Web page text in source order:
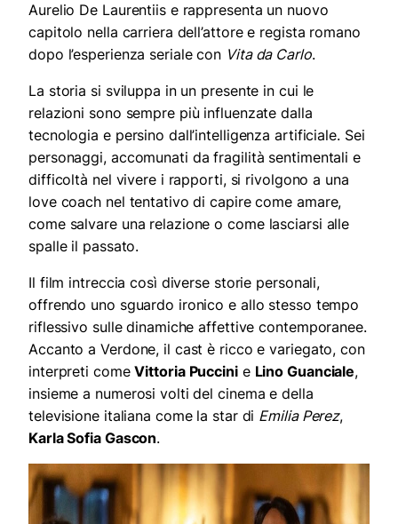
Aurelio De Laurentiis e rappresenta un nuovo
capitolo nella carriera dell’attore e regista romano
dopo l’esperienza seriale con Vita da Carlo.
La storia si sviluppa in un presente in cui le
relazioni sono sempre più influenzate dalla
tecnologia e persino dall’intelligenza artificiale. Sei
personaggi, accomunati da fragilità sentimentali e
difficoltà nel vivere i rapporti, si rivolgono a una
love coach nel tentativo di capire come amare,
come salvare una relazione o come lasciarsi alle
spalle il passato.
Il film intreccia così diverse storie personali,
offrendo uno sguardo ironico e allo stesso tempo
riflessivo sulle dinamiche affettive contemporanee.
Accanto a Verdone, il cast è ricco e variegato, con
interpreti comeVittoria Puccinie Lino Guanciale,
insieme a numerosi volti del cinema e della
televisione italiana come la star di Emilia Perez,
Karla Sofia Gascon.